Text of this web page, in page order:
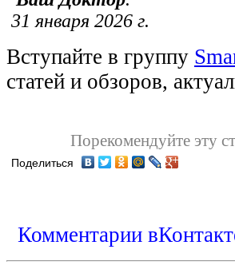
31 января 2026 г.
Вступайте в группу
статей и обзоров,
Порекомендуйте
Поделиться
Комментарии